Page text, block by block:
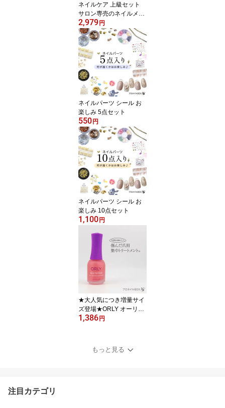
ネイルケア 上級セット
サロン専売のネイルメー
カー が作る 美爪を目指
すセット 【 お得な定価
から47%OFF 】
2,979円
ネイルパーツ シール お
楽しみ 5点セット
550円
ネイルパーツ シール お
楽しみ 10点セット
1,100円
★大人気につき増量サイ
ズ登場★ORLY オーリー
ネイルトリション 11ml
RLY JAPAN 直営店
1,386円
もっと見る
注目カテゴリ